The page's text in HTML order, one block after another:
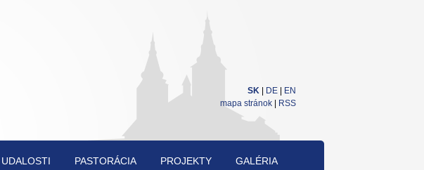
SK DE
EN
mapa stránok
RSS
UDALOSTI PASTORÁCIA PROJEKTY GALÉRIA